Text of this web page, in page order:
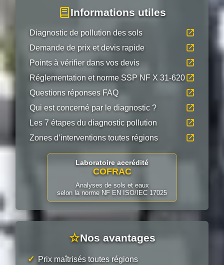
Informations utiles
Diagnostic de pollution des sols
Demande de prix et devis rapide
Points à vérifier dans vos devis
Réglementation et norme SSP NF X 31-620
Questions réponses FAQ
Qui est concerné par le diagnostic ?
Les 7 étapes du diagnostic pollution
Zones d’interventions toutes régions
Laboratoire accrédité
COFRAC
Analyses de sols et eaux
selon la norme NF EN ISO/IEC 17025
☆Nos avantages
✓ Prix maîtrisés toutes régions